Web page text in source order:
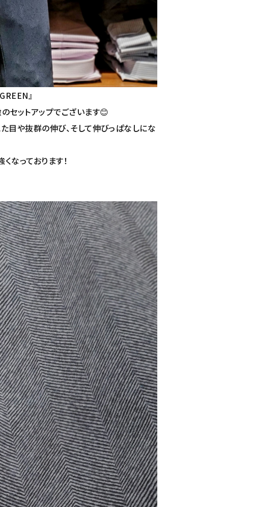
』
セットアップでございます😊
目や抜群の伸び、そして伸びっぱなしにな
なっております！